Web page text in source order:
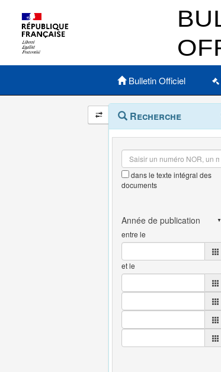
Menu principal
Bulletin Officiel
Navigation
et
outils
annexes
Menu
contextuel
Recherche
dans le texte intégral des
documents
entre le
et le